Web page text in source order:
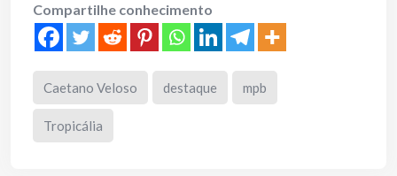
Compartilhe conhecimento
Caetano Veloso destaque mpb
Tropicália